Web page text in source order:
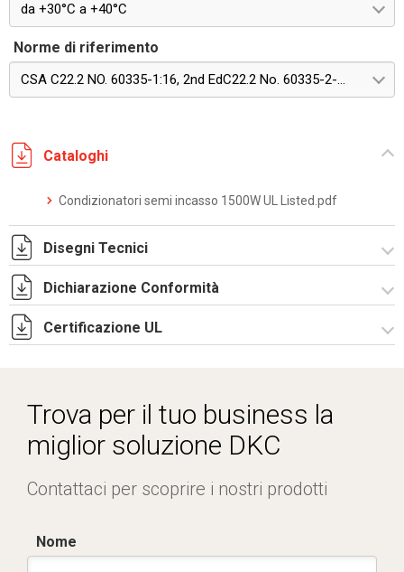
da +30°C a +40°C
Norme di riferimento
CSA C22.2 NO. 60335-1:16, 2nd EdC22.2 No. 60335-2-40:22, Edition 4
Cataloghi
Condizionatori semi incasso 1500W UL Listed.pdf
Disegni Tecnici
DF0104.pdf
DF0104.DXF
SE0552.pdf
Dichiarazione Conformità
CE Declaration - Condizionatori UL.pdf
Certificazione UL
Trova per il tuo business la
miglior soluzione DKC
Contattaci per scoprire i nostri prodotti
Nome